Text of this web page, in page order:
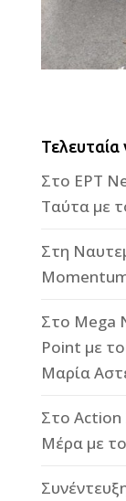
Τελευταία
Στο ΕΡΤ
Ταύτα με
Στη
Στο Mega
Point με
Μαρία
Στο Action
Μέρα με